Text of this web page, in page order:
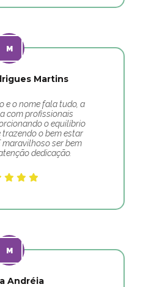
Martins
e o nome fala tudo, a
com profissionais
o equilíbrio
trazendo o bem estar
maravilhoso ser bem
dedicação.
Andréia